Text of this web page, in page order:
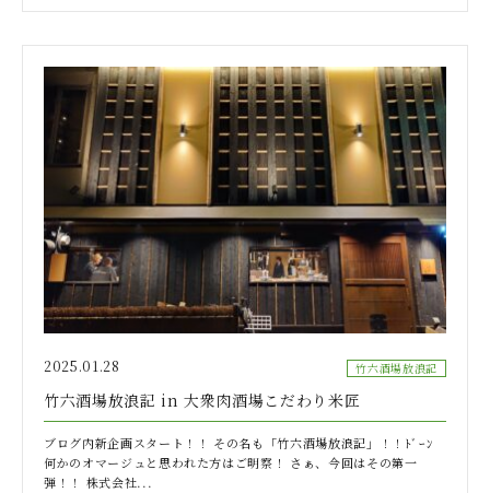
2025.01.28 竹六酒場放浪記
竹六酒場放浪記 in 大衆肉酒場こだわり米匠
ブログ内新企画スタート！！ その名も「竹六酒場放浪記」！！ﾄﾞｰﾝ
何かのオマージュと思われた方はご明察！ さぁ、今回はその第一
弾！！ 株式会社...